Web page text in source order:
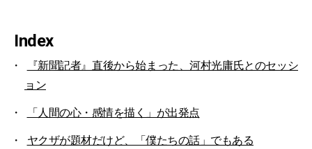
Index
『新聞記者』直後から始まった、河村光庸氏とのセッシ
ョン
「人間の心・感情を描く」が出発点
ヤクザが題材だけど、「僕たちの話」でもある